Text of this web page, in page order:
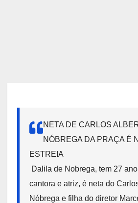
NETA DE CARLOS
NÓBREGA DA PRAÇA É
ESTREIA
Dalila de Nobrega, tem 27
cantora e atriz, é neta do
Nóbrega e filha do diretor